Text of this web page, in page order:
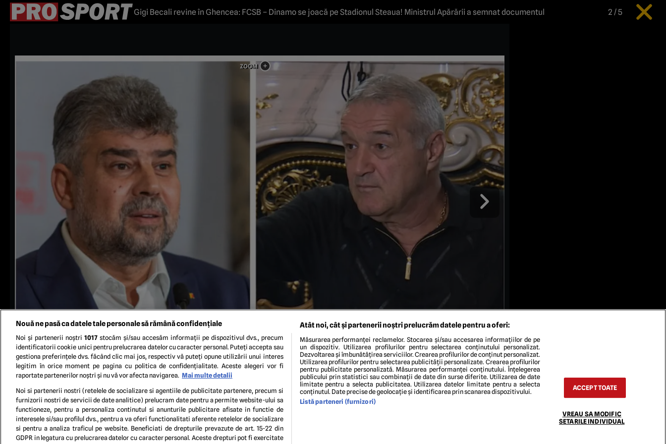
Gigi Becali revine în Ghencea: FCSB – Dinamo se joacă pe Stadionul Steaua! Ministrul Apărării a semnat documentul 2 /5
TERMENI ȘI CONDIȚIIPOLITICA DE CONFIDENTIALITATE
Nouă ne pasă ca datele tale personale să rămână confidențiale
Noi și partenerii noștri 1017stocăm și/sau accesăm informații pe dispozitivul dvs., precum
identificatorii cookie unici pentru prelucrarea datelor cu caracter personal. Puteți accepta sau
gestiona preferințele dvs. făcând clic mai jos, respectiv vă puteți opune utilizării unui interes
legitim în orice moment pe pagina cu politica de confidențialitate. Aceste alegeri vor fi
raportate partenerilor noștri și nu vă vor afecta navigarea. Mai multe detalii
Noi si partenerii nostri (retelele de socializare si agentiile de publicitate partenere, precum si
furnizorii nostri de servicii de date analitice) prelucram date pentru a permite website-ului sa
functioneze, pentru a personaliza continutul si anunturile publicitare afisate in functie de
interesele si/sau profilul dvs., pentru a va oferi functionalitati aferente retelelor de socializare
si pentru a analiza traficul pe website. Beneficiati de drepturile prevazute de art. 15-22 din
GDPR in legatura cu prelucrarea datelor cu caracter personal. Aceste drepturi pot fi exercitate
Atât noi, cât și partenerii noștri prelucrăm datele pentru a oferi:
Măsurarea performanței reclamelor. Stocarea și/sau accesarea informațiilor de pe
un dispozitiv. Utilizarea profilurilor pentru selectarea conținutului personalizat.
Dezvoltarea și îmbunătățirea serviciilor. Crearea profilurilor de conținut personalizat.
Utilizarea profilurilor pentru selectarea publicității personalizate. Crearea profilurilor
pentru publicitate personalizată. Măsurarea performanței conținutului. Înțelegerea
publicului prin statistici sau combinații de date din surse diferite. Utilizarea de date
limitate pentru a selecta publicitatea. Utilizarea datelor limitate pentru a selecta
conținutul. Date precise de geolocație și identificarea prin scanarea dispozitivului.
Listă parteneri (furnizori)
ACCEPT TOATE
VREAU SA MODIFIC
SETARILE INDIVIDUAL